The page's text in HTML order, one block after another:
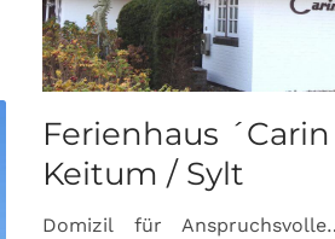
Ferienhaus
Keitum / Sylt
Domizil für